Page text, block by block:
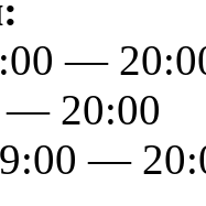
—
— 20:00
—